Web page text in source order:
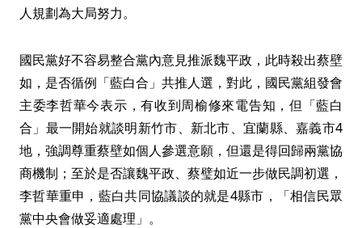
人規劃為大局努力。
國民黨好不容易整合黨內意見推派魏平政，此時殺出蔡壁
如，是否循例「藍白合」共推人選，對此，國民黨組發會
主委李哲華今表示，有收到周榆修來電告知，但「藍白
合」最一開始就談明新竹市、新北市、宜蘭縣、嘉義市4
地，強調尊重蔡壁如個人參選意願，但還是得回歸兩黨協
商機制；至於是否讓魏平政、蔡璧如近一步做民調初選，
李哲華重申，藍白共同協議談的就是4縣市，「相信民眾
黨中央會做妥適處理」。